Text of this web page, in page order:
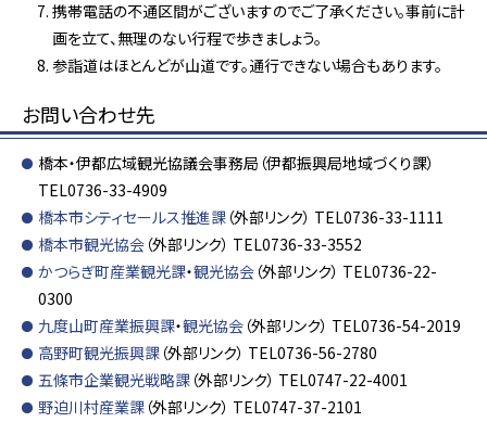
携帯電話の不通区間がございますのでご了承ください。事前に計
画を立て、無理のない行程で歩きましょう。
参詣道はほとんどが山道です。通行できない場合もあります。
お問い合わせ先
橋本・伊都広域観光協議会事務局（伊都振興局地域づくり課）
TEL0736-33-4909
橋本市シティセールス推進課 （外部リンク） TEL0736-33-1111
橋本市観光協会 （外部リンク） TEL0736-33-3552
かつらぎ町産業観光課・観光協会 （外部リンク） TEL0736-22-
0300
九度山町産業振興課・観光協会 （外部リンク） TEL0736-54-2019
高野町観光振興課 （外部リンク） TEL0736-56-2780
五條市企業観光戦略課 （外部リンク） TEL0747-22-4001
野迫川村産業課 （外部リンク） TEL0747-37-2101